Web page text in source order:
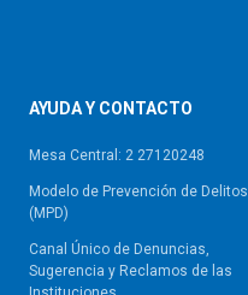
AYUDA Y CONTACTO
Mesa Central: 2 27120248
Modelo de Prevención de Delitos
(MPD)
Canal Único de Denuncias,
Sugerencia y Reclamos de las